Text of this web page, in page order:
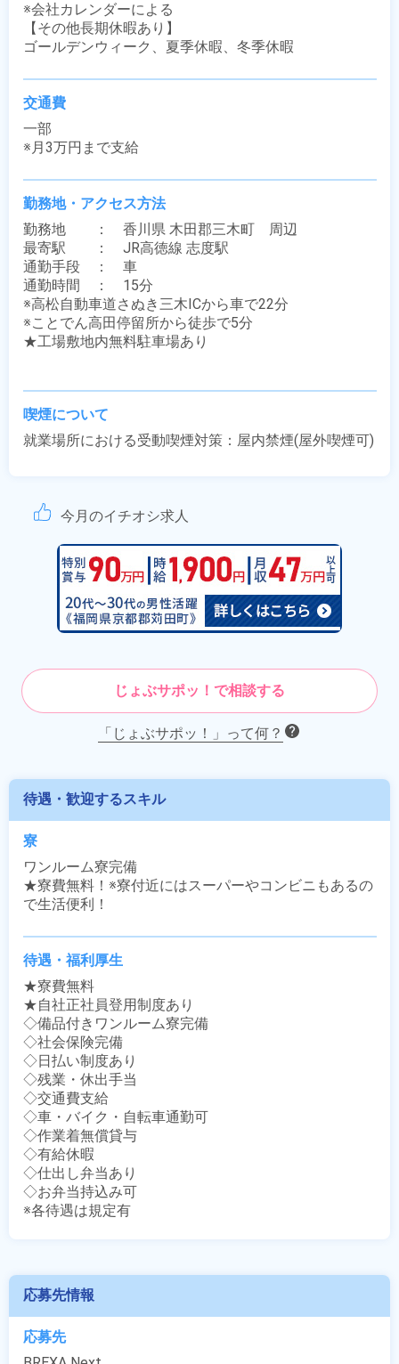
※会社カレンダーによる
【その他長期休暇あり】
ゴールデンウィーク、夏季休暇、冬季休暇
交通費
一部
※月3万円まで支給
勤務地・アクセス方法
勤務地　　：　香川県 木田郡三木町　周辺
最寄駅　　：　JR高徳線 志度駅
通勤手段　：　車
通勤時間　：　15分
※高松自動車道さぬき三木ICから車で22分
※ことでん高田停留所から徒歩で5分
★工場敷地内無料駐車場あり
喫煙について
就業場所における受動喫煙対策：屋内禁煙(屋外喫煙可)
今月のイチオシ求人
じょぶサポッ！で相談する
「じょぶサポッ！」って何？
待遇・歓迎するスキル
寮
ワンルーム寮完備
★寮費無料！※寮付近にはスーパーやコンビニもあるの
で生活便利！
待遇・福利厚生
★寮費無料
★自社正社員登用制度あり
◇備品付きワンルーム寮完備
◇社会保険完備
◇日払い制度あり
◇残業・休出手当
◇交通費支給
◇車・バイク・自転車通勤可
◇作業着無償貸与
◇有給休暇
◇仕出し弁当あり
◇お弁当持込み可
※各待遇は規定有
応募先情報
応募先